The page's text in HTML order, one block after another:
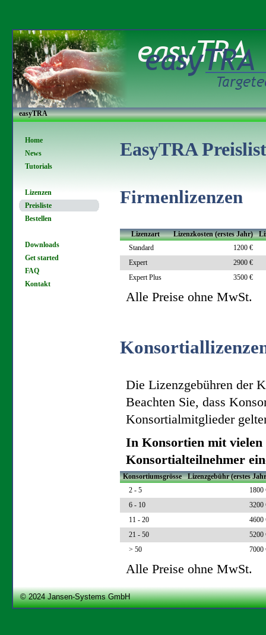
easyTRA
Home
News
Tutorials
Lizenzen
Preisliste
Bestellen
Downloads
Get started
FAQ
Kontakt
EasyTRA
Firmenlizenzen
Lizenzart Lizenzkosten (erstes Jahr)
Standard
1200 €
Expert 2900 €
Expert Plus 3500 €
Alle Preise ohne MwSt.
Die Lizenzgebühren der
Beachten Sie, dass
Konsortialmitglieder
In Konsortien mit vielen
Konsortialteilnehmer
Konsortiumsgrösse
Lizenzgebühr (erstes
2 - 5
1800
6 - 10 3200
11 - 20 4600
21 - 50 5200
> 50 7000
Alle Preise ohne MwSt.
© 2024Jansen-Systems GmbH